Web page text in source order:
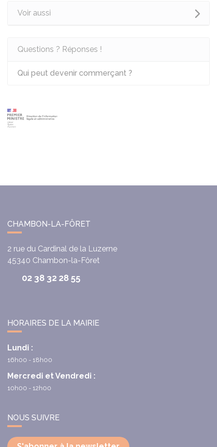
Voir aussi
Questions ? Réponses !
Qui peut devenir commerçant ?
CHAMBON-LA-FÔRET
2 rue du Cardinal de la Luzerne
45340 Chambon-la-Fôret
02 38 32 28 55
HORAIRES DE LA MAIRIE
Lundi :
16h00 - 18h00
Mercredi et Vendredi :
10h00 - 12h00
NOUS SUIVRE